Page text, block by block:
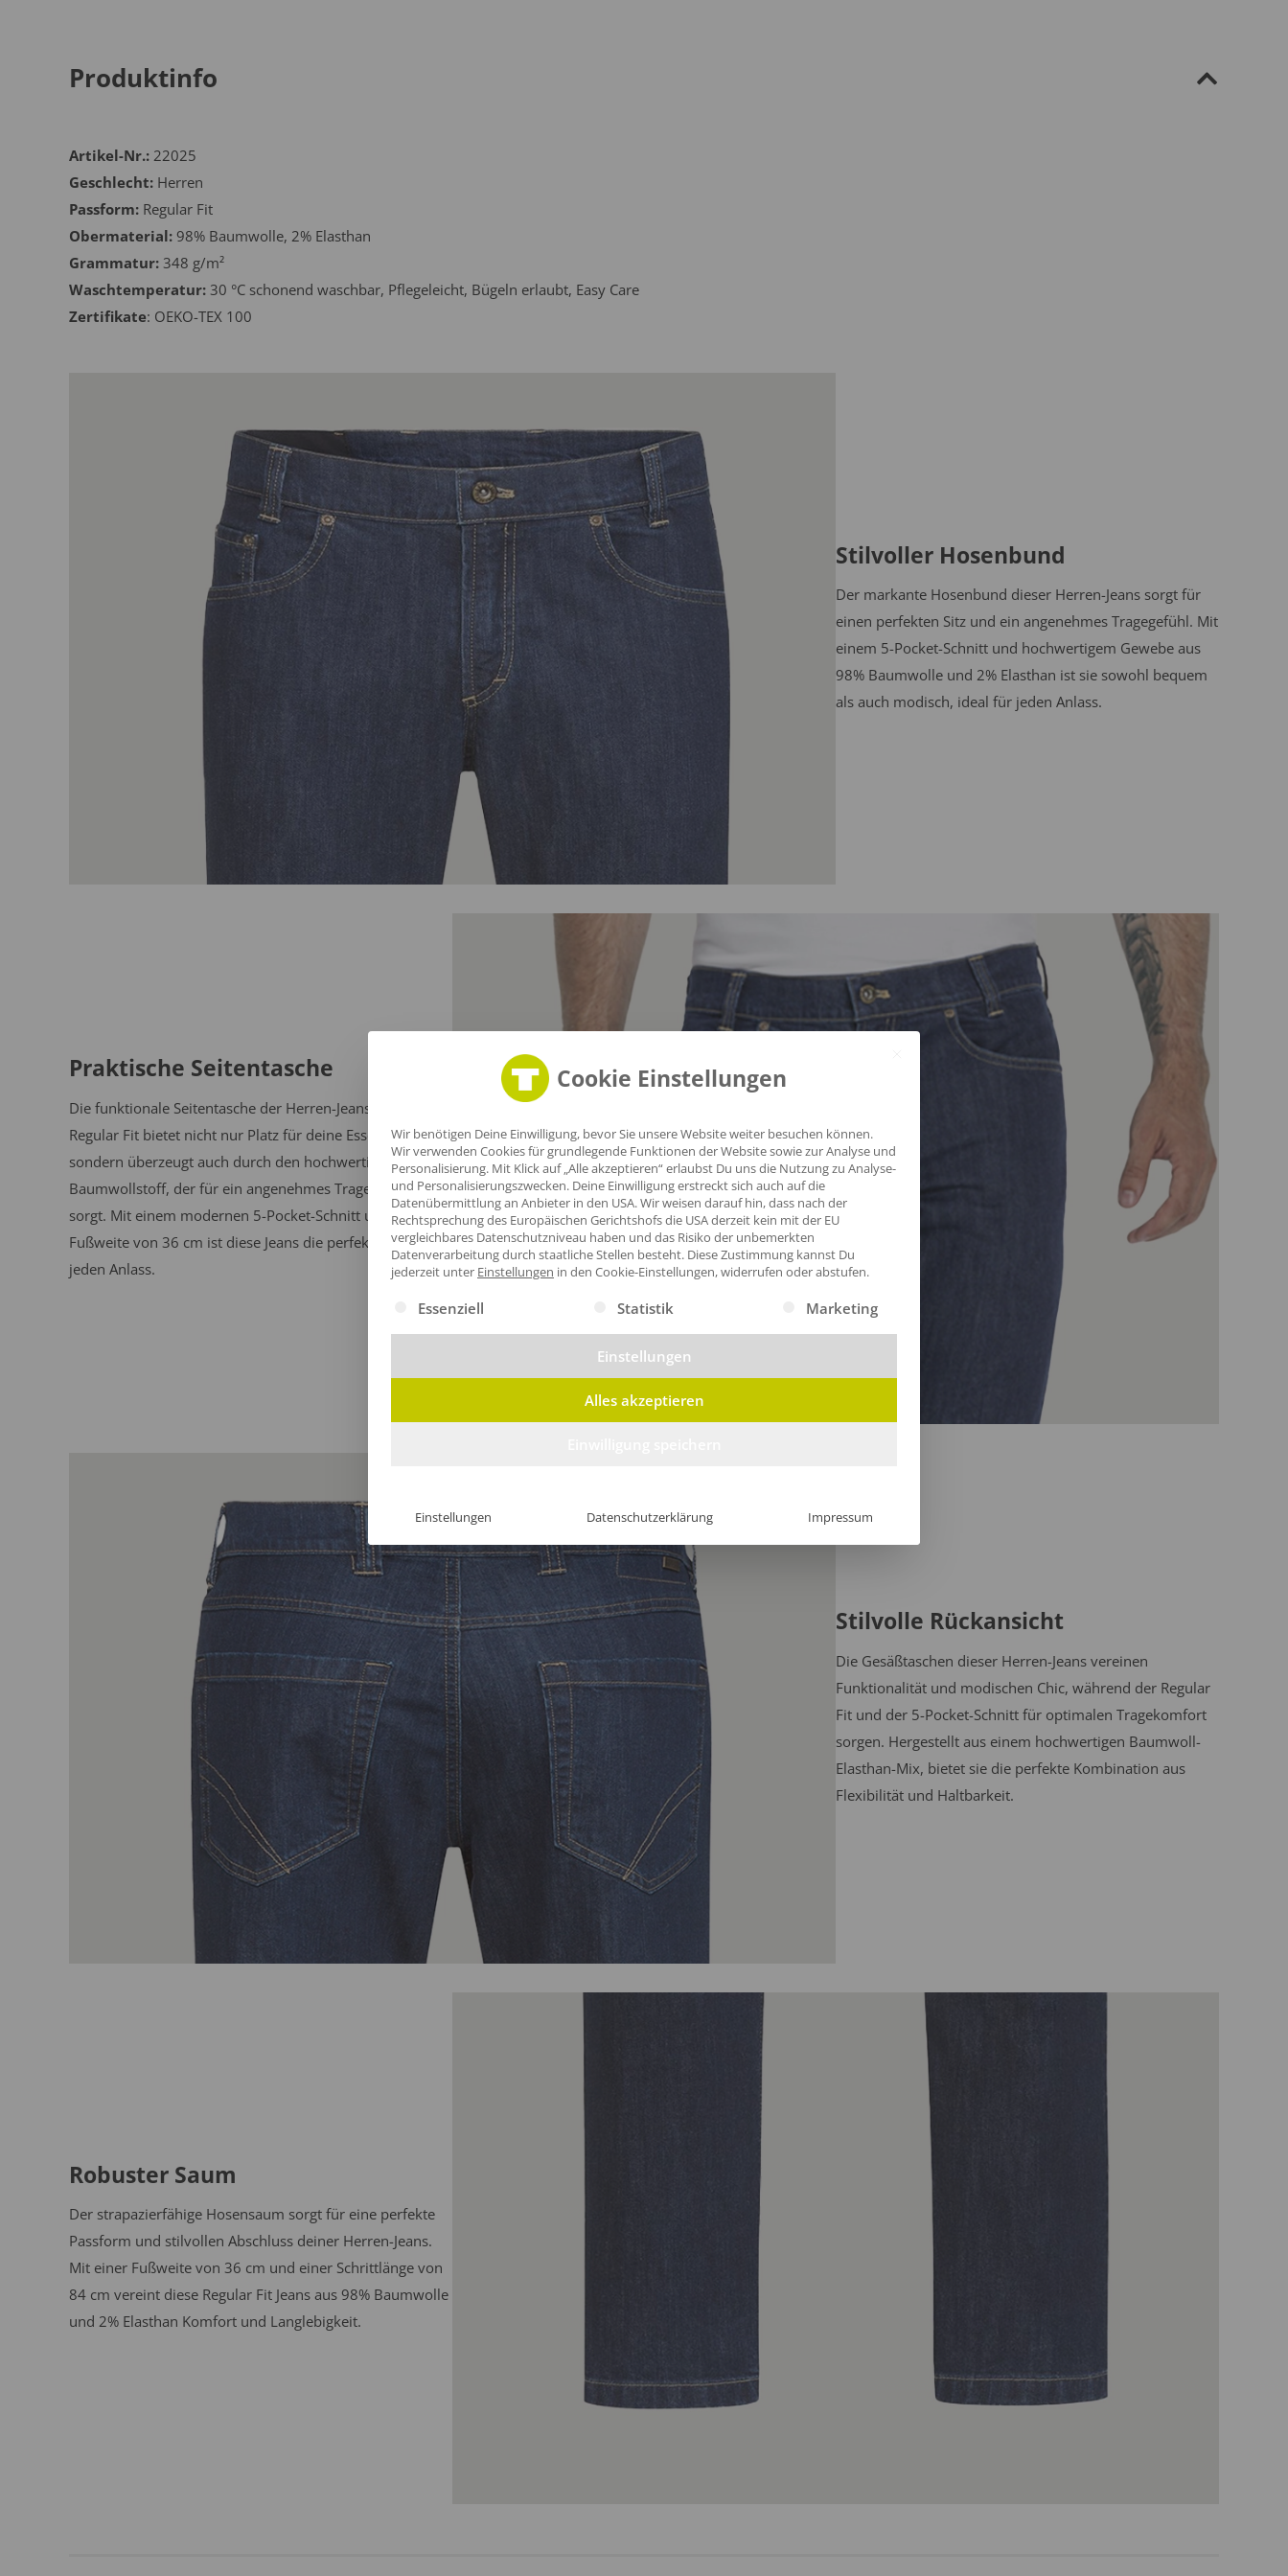
Produktinfo
Artikel-Nr.: 22025
Geschlecht: Herren
Passform: Regular Fit
Obermaterial: 98% Baumwolle, 2% Elasthan
Grammatur: 348 g/m²
Waschtemperatur: 30 °C schonend waschbar, Pflegeleicht, Bügeln erlaubt, Easy Care
Zertifikate: OEKO-TEX 100
Stilvoller Hosenbund
Der markante Hosenbund dieser Herren-Jeans sorgt für
einen perfekten Sitz und ein angenehmes Tragegefühl. Mit
einem 5-Pocket-Schnitt und hochwertigem Gewebe aus
98% Baumwolle und 2% Elasthan ist sie sowohl bequem
als auch modisch, ideal für jeden Anlass.
Praktische Seitentasche
Die funktionale Seitentasche der Herren-Jeans RF Casual
Regular Fit bietet nicht nur Platz für deine Essentials,
sondern überzeugt auch durch den hochwertigen 98%
Baumwollstoff, der für ein angenehmes Tragegefühl
sorgt. Mit einem modernen 5-Pocket-Schnitt und einer
Fußweite von 36 cm ist diese Jeans die perfekte Wahl für
jeden Anlass.
Stilvolle Rückansicht
Die Gesäßtaschen dieser Herren-Jeans vereinen
Funktionalität und modischen Chic, während der Regular
Fit und der 5-Pocket-Schnitt für optimalen Tragekomfort
sorgen. Hergestellt aus einem hochwertigen Baumwoll-
Elasthan-Mix, bietet sie die perfekte Kombination aus
Flexibilität und Haltbarkeit.
Robuster Saum
Der strapazierfähige Hosensaum sorgt für eine perfekte
Passform und stilvollen Abschluss deiner Herren-Jeans.
Mit einer Fußweite von 36 cm und einer Schrittlänge von
84 cm vereint diese Regular Fit Jeans aus 98% Baumwolle
und 2% Elasthan Komfort und Langlebigkeit.
Cookie Einstellungen
Wir benötigen Deine Einwilligung, bevor Sie unsere Website weiter besuchen können.
Wir verwenden Cookies für grundlegende Funktionen der Website sowie zur Analyse und
Personalisierung. Mit Klick auf „Alle akzeptieren“ erlaubst Du uns die Nutzung zu Analyse-
und Personalisierungszwecken. Deine Einwilligung erstreckt sich auch auf die
Datenübermittlung an Anbieter in den USA. Wir weisen darauf hin, dass nach der
Rechtsprechung des Europäischen Gerichtshofs die USA derzeit kein mit der EU
vergleichbares Datenschutzniveau haben und das Risiko der unbemerkten
Datenverarbeitung durch staatliche Stellen besteht. Diese Zustimmung kannst Du
jederzeit unter Einstellungen in den Cookie-Einstellungen, widerrufen oder abstufen.
Es folgt eine Liste der Service-Gruppen, für die eine Einwilligung erteilt werden kann. Die erste Service-Gruppe ist essenziell und kann
Essenziell Statistik Marketing
Einstellungen
Alles akzeptieren
Einstellungen Datenschutzerklärung Impressum